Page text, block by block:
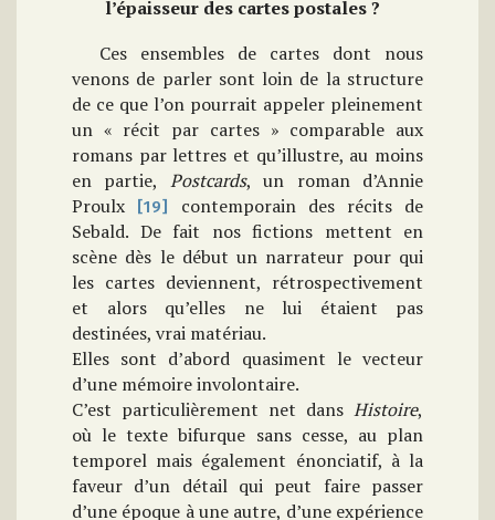
l’épaisseur des cartes postales ?
Ces ensembles de cartes dont nous
venons de parler sont loin de la structure
de ce que l’on pourrait appeler pleinement
un « récit par cartes » comparable aux
romans par lettres et qu’illustre, au moins
en partie, Postcards, un roman d’Annie
Proulx
[19]
contemporain des récits de
Sebald. De fait nos fictions mettent en
scène dès le début un narrateur pour qui
les cartes deviennent, rétrospectivement
et alors qu’elles ne lui étaient pas
destinées, vrai matériau.
Elles sont d’abord quasiment le vecteur
d’une mémoire involontaire.
C’est particulièrement net dans Histoire,
où le texte bifurque sans cesse, au plan
temporel mais également énonciatif, à la
faveur d’un détail qui peut faire passer
d’une époque à une autre, d’une expérience